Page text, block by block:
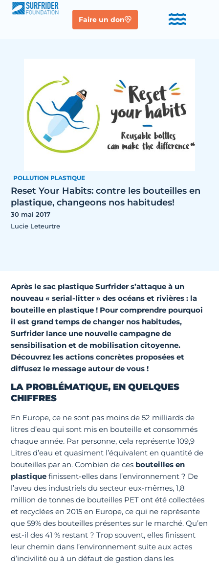
Faire un don
POLLUTION PLASTIQUE
Reset Your Habits: contre les bouteilles en
plastique, changeons nos habitudes!
30 mai 2017
Lucie Leteurtre
Après le sac plastique Surfrider s’attaque à un
nouveau « serial-litter » des océans et rivières : la
bouteille en plastique ! Pour comprendre pourquoi
il est grand temps de changer nos habitudes,
Surfrider lance une nouvelle campagne de
sensibilisation et de mobilisation citoyenne.
Découvrez les actions concrètes proposées et
diffusez le message autour de vous !
LA PROBLÉMATIQUE, EN QUELQUES
CHIFFRES
En Europe, ce ne sont pas moins de 52 milliards de
litres d’eau qui sont mis en bouteille et consommés
chaque année. Par personne, cela représente 109,9
Litres d’eau et quasiment l’équivalent en quantité de
bouteilles par an. Combien de ces bouteilles en
plastique finissent-elles dans l’environnement ? De
l’aveu des industriels du secteur eux-mêmes, 1,8
million de tonnes de bouteilles PET ont été collectées
et recyclées en 2015 en Europe, ce qui ne représente
que 59% des bouteilles présentes sur le marché. Qu’en
est-il des 41 % restant ? Trop souvent, elles finissent
leur chemin dans l’environnement suite aux actes
d’incivilité ou à un défaut de gestion dans les